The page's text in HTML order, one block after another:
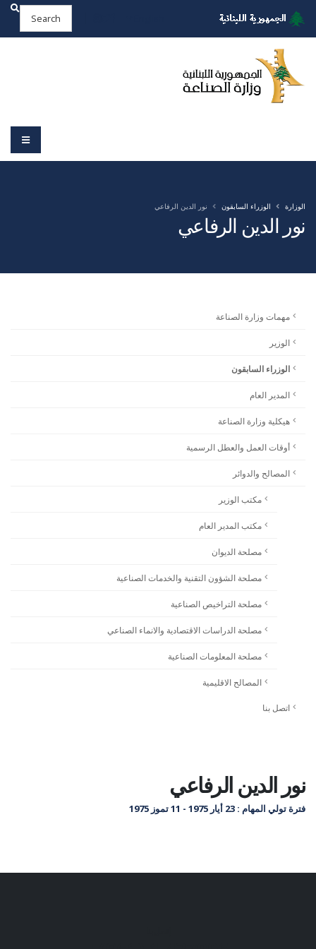
نور الدين الرفاعي
الوزارة الوزراء السابقون نور الدين الرفاعي
مهمات وزارة الصناعة
الوزير
الوزراء السابقون
المدير العام
هيكلية وزارة الصناعة
أوقات العمل والعطل الرسمية
المصالح والدوائر
مكتب الوزير
مكتب المدير العام
مصلحة الديوان
مصلحة الشؤون التقنية والخدمات الصناعية
مصلحة التراخيص الصناعية
مصلحة الدراسات الاقتصادية والانماء الصناعي
مصلحة المعلومات الصناعية
المصالح الاقليمية
اتصل بنا
نور الدين الرفاعي
فترة تولي المهام : 23 أيار 1975 - 11 تموز 1975